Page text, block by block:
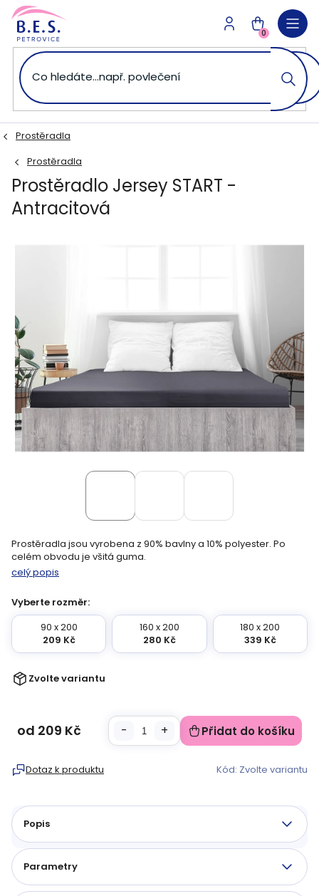
Přejít
obsah
NÁKUPNÍ
KOŠÍK
0
Prostěradla
Prostěradla
Prostěradlo Jersey START -
Antracitová
Zvolte variantu
Vyberte rozměr:
90 x 200
209 Kč
160 x 200
280 Kč
180 x 200
339 Kč
Prostěradla jsou vyrobena z 90% bavlny a 10% polyester. Po
celém obvodu je všitá guma.
celý popis
Dotaz k produktu Kód: Zvolte variantu
od 209 Kč Přidat do košíku
Popis
Parametry